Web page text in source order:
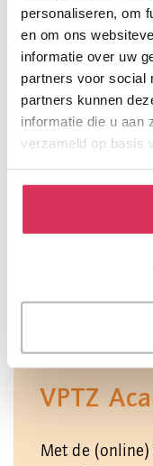
personaliseren, om
en om ons
informatie over uw
partners voor social
partners kunnen
informatie die u aan
verzameld op basis
Word
Heeft u een
de laatste
vooral verder ...
Ons
VPTZ
Met de